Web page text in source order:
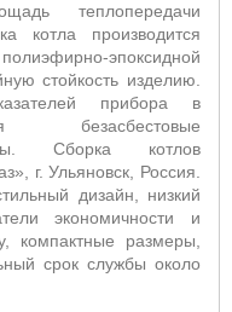
теплопередачи
котла производится
эпоксидной
стойкость изделию.
прибора в
безасбестовые
Сборка котлов
г. Ульяновск, Россия.
дизайн, низкий
экономичности и
компактные размеры,
срок службы около